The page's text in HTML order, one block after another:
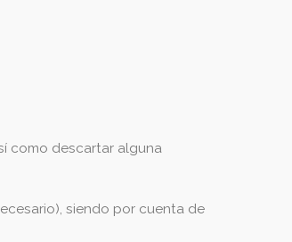
como descartar alguna
siendo por cuenta de